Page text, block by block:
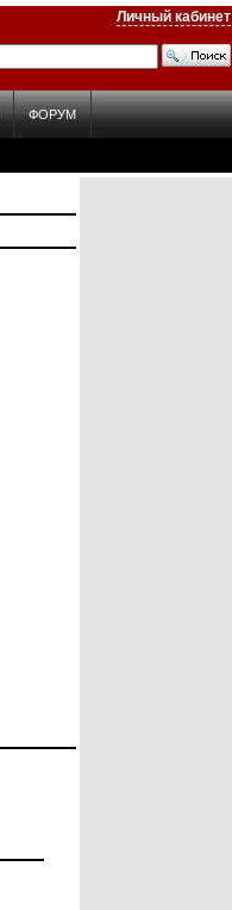
Личный кабинет
ФОРУМ